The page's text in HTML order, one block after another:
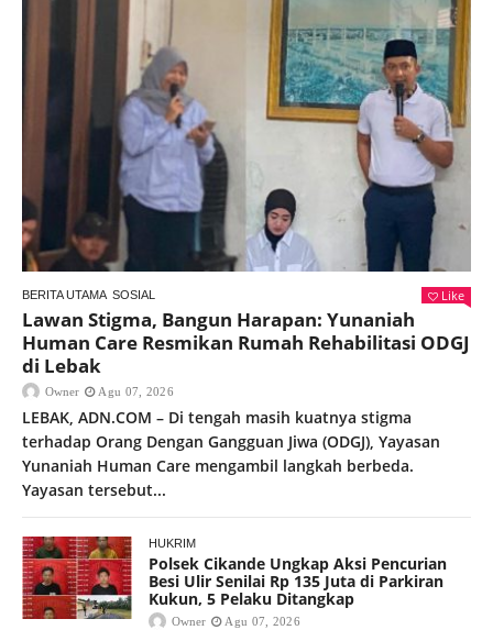
BERITA UTAMA SOSIAL Like
Lawan Stigma, Bangun Harapan: Yunaniah
Human Care Resmikan Rumah Rehabilitasi ODGJ
di Lebak
Owner Agu 07, 2026
LEBAK, ADN.COM – Di tengah masih kuatnya stigma
terhadap Orang Dengan Gangguan Jiwa (ODGJ), Yayasan
Yunaniah Human Care mengambil langkah berbeda.
Yayasan tersebut...
HUKRIM
Polsek Cikande Ungkap Aksi Pencurian
Besi Ulir Senilai Rp 135 Juta di Parkiran
Kukun, 5 Pelaku Ditangkap
Owner Agu 07, 2026